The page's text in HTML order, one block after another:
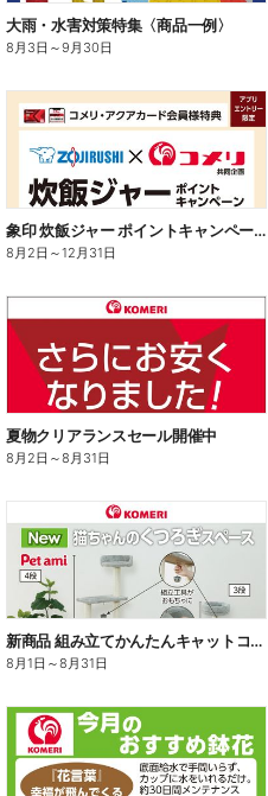
大雨・水害対策特集〈商品一例〉
8月3日 ～9月30日
象印 炊飯ジャー ポイントキャンペーン
8月2日 ～12月31日
夏物クリアランスセール開催中
8月2日 ～8月31日
新商品 組み立てかんたんキャットコンド
8月1日 ～8月31日